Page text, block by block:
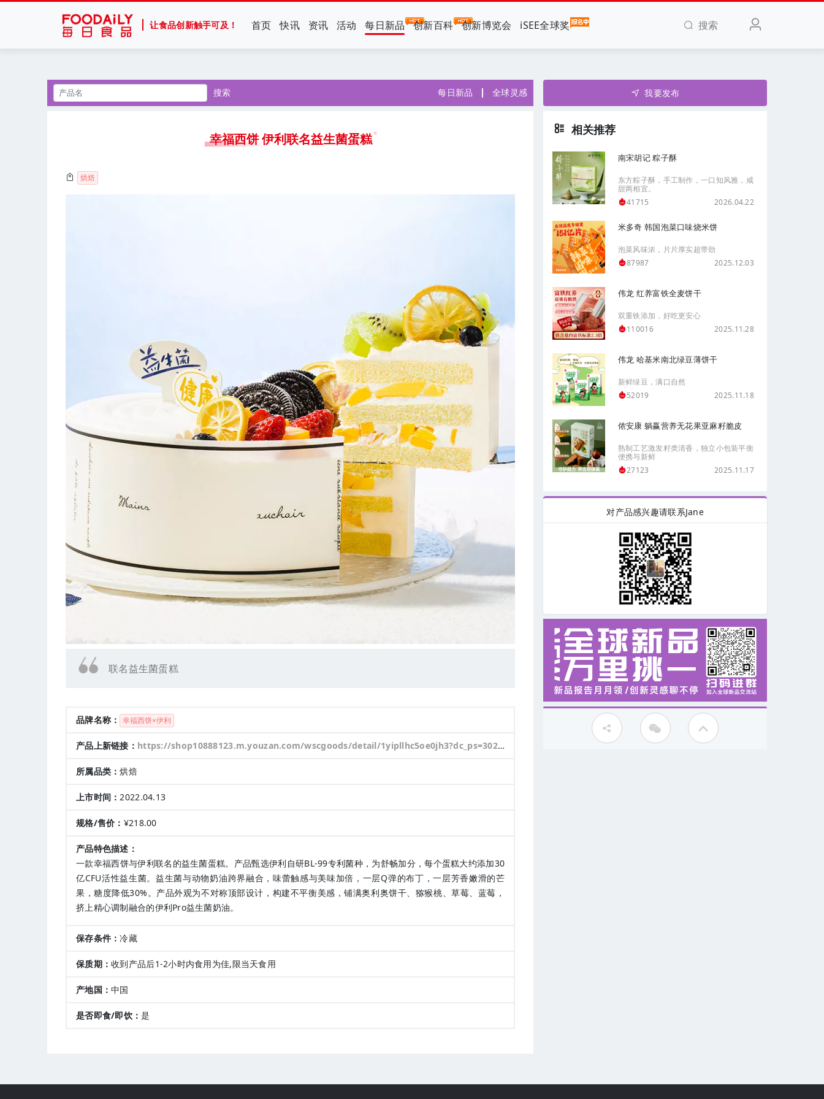
让食品创新触手可及！ 首页 快讯 资讯 活动 每日新品 创新百科 创新博览会 iSEE全球奖 搜索
搜索 每日新品 全球灵感
幸福西饼 伊利联名益生菌蛋糕
烘焙
联名益生菌蛋糕
品牌名称： 幸福西饼×伊利
产品上新链接： https://shop10888123.m.youzan.com/wscgoods/detail/1yipllhc5oe0jh3?dc_ps=3024730669411581959.200001&oid=52964636
所属品类：烘焙
上市时间：2022.04.13
规格/售价： ¥218.00
产品特色描述：
一款幸福西饼与伊利联名的益生菌蛋糕。产品甄选伊利自研BL-99专利菌种，为舒畅加分，每个蛋糕大约添加30
亿CFU活性益生菌。益生菌与动物奶油跨界融合，味蕾触感与美味加倍，一层Q弹的布丁，一层芳香嫩滑的芒
果，糖度降低30%。产品外观为不对称顶部设计，构建不平衡美感，铺满奥利奥饼干、猕猴桃、草莓、蓝莓，
挤上精心调制融合的伊利Pro益生菌奶油。
保存条件：冷藏
保质期：收到产品后1-2小时内食用为佳,限当天食用
产地国：中国
是否即食/即饮：是
我要发布
相关推荐
南宋胡记 粽子酥
东方粽子酥，手工制作，一口知风雅，咸
甜两相宜。
41715
2026.04.22
米多奇 韩国泡菜口味烧米饼
泡菜风味浓，片片厚实超带劲
87987
2025.12.03
伟龙 红养富铁全麦饼干
双重铁添加，好吃更安心
110016
2025.11.28
伟龙 哈基米南北绿豆薄饼干
新鲜绿豆，满口自然
52019
2025.11.18
侬安康 躺赢营养无花果亚麻籽脆皮
熟制工艺激发籽类清香，独立小包装平衡
便携与新鲜
27123
2025.11.17
对产品感兴趣请联系Jane